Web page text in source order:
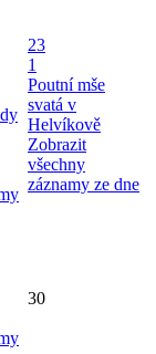
23
1
Poutní mše
svatá v
Helvíkově
Zobrazit
všechny
záznamy ze dne
30